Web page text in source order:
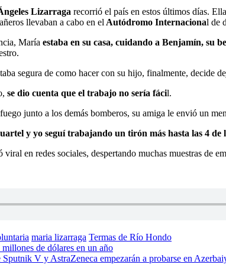
Lizarraga recorrió el país en estos últimos días.
llevaban a cabo en el Autódromo Internacional de
María estaba en su casa, cuidando a Benjamín, su
segura de como hacer con su hijo, finalmente, decide
se dio cuenta que el trabajo no sería fácil.
junto a los demás bomberos, su amiga le envió un
y yo seguí trabajando un tirón más hasta las 4 de
en redes sociales, despertando muchas muestras de
maria lizarraga Termas de Río Hondo
de dólares en un año
V y AstraZeneca empezarán a probarse en